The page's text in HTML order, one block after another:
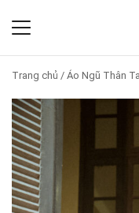
Trang chủ / Áo Ngũ Thân